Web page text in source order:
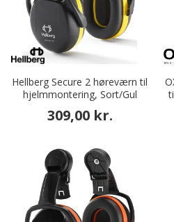
Hellberg Secure 2 høreværn til
hjelmmontering, Sort/Gul
309,00 kr.